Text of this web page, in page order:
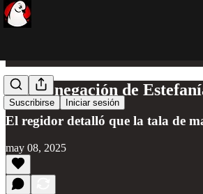
Suscribirse Iniciar sesión
Pese a negación de
El regidor detalló que la tala de
may 08, 2025